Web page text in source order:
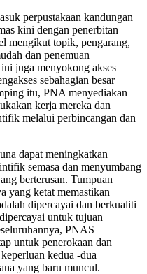
perpustakaan kandungan
kini dengan penerbitan
mengikut topik, pengarang,
dan penemuan
juga menyokong akses
sebahagian besar
itu, PNA menyediakan
kerja mereka dan
melalui perbincangan dan
dapat meningkatkan
semasa dan menyumbang
berterusan. Tumpuan
yang ketat memastikan
dipercayai dan berkualiti
untuk tujuan
PNAS
untuk penerokaan dan
kedua -dua
yang baru muncul.